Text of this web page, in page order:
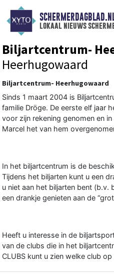
lokaal nieuws
Biljartcentrum-
Heerhugowaard
Biljartcentrum- Heerhugowaard
Sinds 1 maart 2004 is
familie Dröge. De eerste elf jaar
voor zijn rekening genomen en
Marcel het van hem
In het biljartcentrum is de
Tijdens het biljarten kunt u een
u niet aan het biljarten bent (b.v.
een drankje genieten aan de
Heeft u interesse in de
van de clubs die in het
CLUBS kunt u zien welke club